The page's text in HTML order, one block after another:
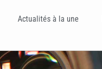
Actualités à la une